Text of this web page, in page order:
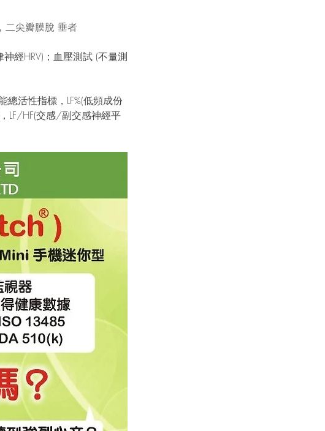
二尖瓣膜脫 垂者
經HRV)；血壓測試 (不量測
活性指標，LF%(低頻成份
LF/HF(交感/副交感神經平